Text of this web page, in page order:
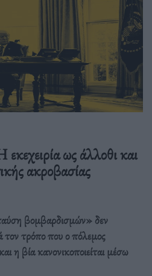
ως άλλοθι και
ακροβασίας
βομβαρδισμών» δεν
τον τρόπο που ο πόλεμος
η βία κανονικοποιείται μέσω